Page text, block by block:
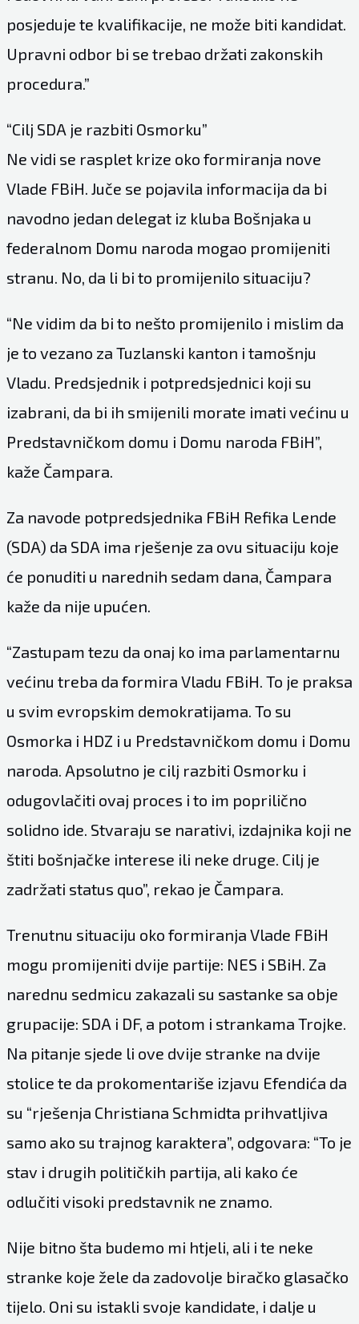
posjeduje te kvalifikacije, ne može biti kandidat.
Upravni odbor bi se trebao držati zakonskih
procedura.”
“Cilj SDA je razbiti Osmorku”
Ne vidi se rasplet krize oko formiranja nove
Vlade FBiH. Juče se pojavila informacija da bi
navodno jedan delegat iz kluba Bošnjaka u
federalnom Domu naroda mogao promijeniti
stranu. No, da li bi to promijenilo situaciju?
“Ne vidim da bi to nešto promijenilo i mislim da
je to vezano za Tuzlanski kanton i tamošnju
Vladu. Predsjednik i potpredsjednici koji su
izabrani, da bi ih smijenili morate imati većinu u
Predstavničkom domu i Domu naroda FBiH”,
kaže Čampara.
Za navode potpredsjednika FBiH Refika Lende
(SDA) da SDA ima rješenje za ovu situaciju koje
će ponuditi u narednih sedam dana, Čampara
kaže da nije upućen.
“Zastupam tezu da onaj ko ima parlamentarnu
većinu treba da formira Vladu FBiH. To je praksa
u svim evropskim demokratijama. To su
Osmorka i HDZ i u Predstavničkom domu i Domu
naroda. Apsolutno je cilj razbiti Osmorku i
odugovlačiti ovaj proces i to im poprilično
solidno ide. Stvaraju se narativi, izdajnika koji ne
štiti bošnjačke interese ili neke druge. Cilj je
zadržati status quo”, rekao je Čampara.
Trenutnu situaciju oko formiranja Vlade FBiH
mogu promijeniti dvije partije: NES i SBiH. Za
narednu sedmicu zakazali su sastanke sa obje
grupacije: SDA i DF, a potom i strankama Trojke.
Na pitanje sjede li ove dvije stranke na dvije
stolice te da prokomentariše izjavu Efendića da
su “rješenja Christiana Schmidta prihvatljiva
samo ako su trajnog karaktera”, odgovara: “To je
stav i drugih političkih partija, ali kako će
odlučiti visoki predstavnik ne znamo.
Nije bitno šta budemo mi htjeli, ali i te neke
stranke koje žele da zadovolje biračko glasačko
tijelo. Oni su istakli svoje kandidate, i dalje u